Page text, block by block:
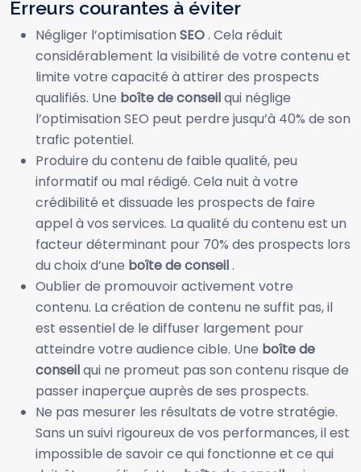
Erreurs courantes à éviter
Négliger l’optimisation SEO. Cela réduit
considérablement la visibilité de votre contenu et
limite votre capacité à attirer des prospects
qualifiés. Une boîte de conseilqui néglige
l’optimisation SEO peut perdre jusqu’à 40% de son
trafic potentiel.
Produire du contenu de faible qualité, peu
informatif ou mal rédigé. Cela nuit à votre
crédibilité et dissuade les prospects de faire
appel à vos services. La qualité du contenu est un
facteur déterminant pour 70% des prospects lors
du choix d’une boîte de conseil.
Oublier de promouvoir activement votre
contenu. La création de contenu ne suffit pas, il
est essentiel de le diffuser largement pour
atteindre votre audience cible. Une boîte de
conseilqui ne promeut pas son contenu risque de
passer inaperçue auprès de ses prospects.
Ne pas mesurer les résultats de votre stratégie.
Sans un suivi rigoureux de vos performances, il est
impossible de savoir ce qui fonctionne et ce qui